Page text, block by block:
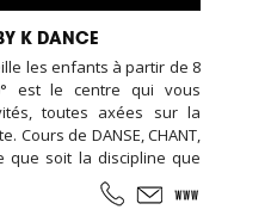
K DANCE
les enfants à partir de 8
est le centre qui vous
toutes axées sur la
Cours de DANSE, CHANT,
que soit la discipline que
à vivre une expérience à
du corps et de l’esprit! À